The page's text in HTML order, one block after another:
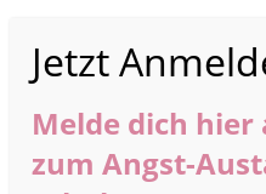
Jetzt
Melde dich
zum Angst-